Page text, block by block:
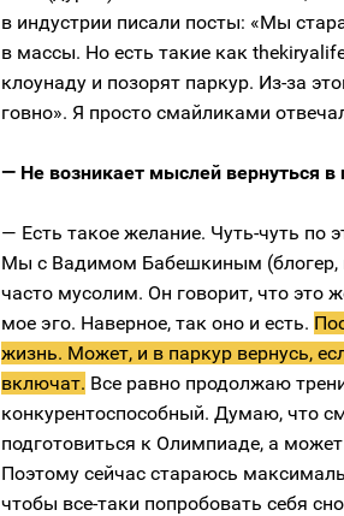
в индустрии писали посты: «Мы
в массы. Но есть такие как
клоунаду и позорят паркур. Из-за
говно». Я просто смайликами
— Не возникает мыслей вернуться
— Есть такое желание. Чуть-чуть по
Мы с Вадимом Бабешкиным (блогер,
часто мусолим. Он говорит, что это
мое эго. Наверное, так оно и есть.
жизнь. Может, и в паркур вернусь,
включат. Все равно продолжаю
конкурентоспособный. Думаю, что
подготовиться к Олимпиаде, а
Поэтому сейчас стараюсь
чтобы все-таки попробовать себя